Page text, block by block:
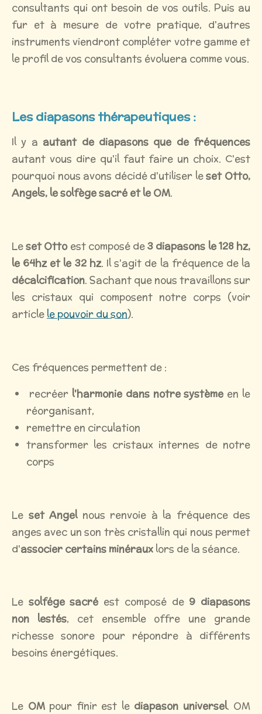
consultants qui ont besoin de vos outils. Puis au
fur et à mesure de votre pratique, d'autres
instruments viendront compléter votre gamme et
le profil de vos consultants évoluera comme vous.
Les diapasons thérapeutiques :
Il y aautant de diapasons que de fréquences
autant vous dire qu'il faut faire un choix. C'est
pourquoi nous avons décidé d'utiliser leset Otto,
Angels, le solfège sacré et le OM.
Leset Ottoest composé de3 diapasons le 128 hz,
le 64hz et le 32 hz. Il s'agit de la fréquence de la
décalcification. Sachant que nous travaillons sur
les cristaux qui composent notre corps (voir
article le pouvoir du son).
Ces fréquences permettent de :
recréer l'harmonie dans notre systèmeen le
réorganisant,
remettre en circulation
transformer les cristaux internes de notre
corps
Le set Angelnous renvoie à la fréquence des
anges avec un son très cristallin qui nous permet
d'associer certains minéraux lors de la séance.
Le solfége sacré est composé de 9 diapasons
non lestés, cet ensemble offre une grande
richesse sonore pour répondre à différents
besoins énergétiques.
Le OMpour finir est le diapason universel. OM